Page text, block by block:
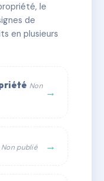
4 bâtiment(s)
le
de
en plusieurs
Non →
Non publié →